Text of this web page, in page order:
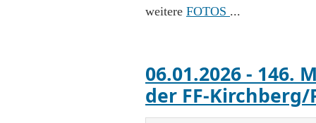
weitere FOTOS ...
06.01.2026 -
der FF-